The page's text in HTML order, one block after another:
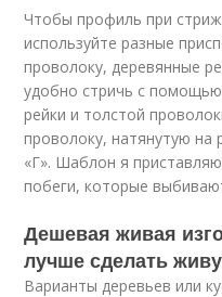
Чтобы профиль при
используйте разные
проволоку, деревянные
удобно стричь с
рейки и толстой
проволоку, натянутую
«Г». Шаблон я
побеги, которые
Дешевая живая
лучше сделать
Варианты деревьев или